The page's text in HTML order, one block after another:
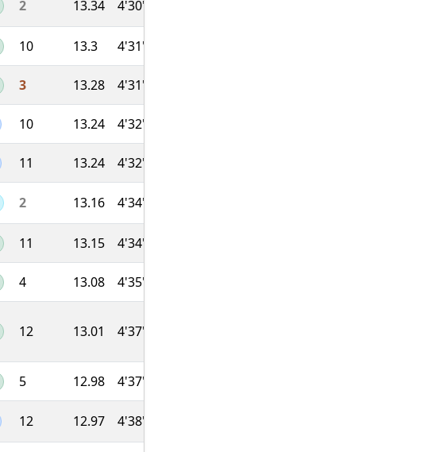
2 13.34 4'30''
10 13.3 4'31''
3 13.28 4'31''
10 13.24 4'32''
11 13.24 4'32''
2 13.16 4'34''
11 13.15 4'34''
4 13.08 4'35''
12 13.01 4'37''
5 12.98 4'37''
12 12.97 4'38''